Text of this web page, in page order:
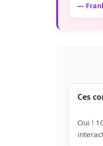
—
Ces
Oui !